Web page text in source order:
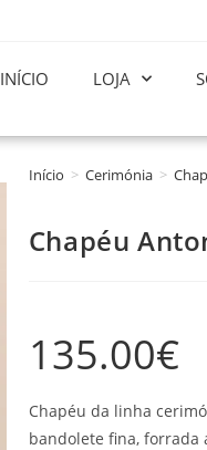
INÍCIO LOJA
Início > Cerimónia >
Chapéu
135.00€
Chapéu da linha
bandolete fina, forrada